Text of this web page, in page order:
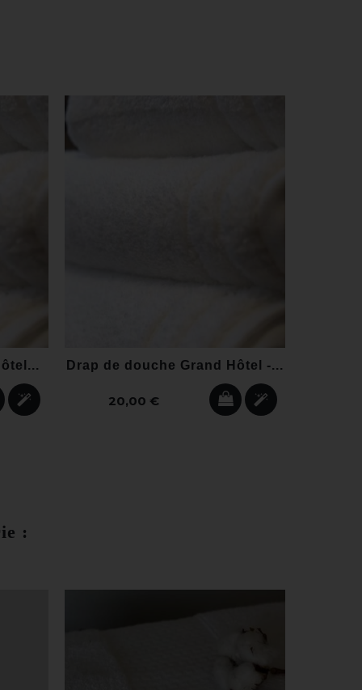
Drap de douche Grand Hôtel -...
20,00 €
: